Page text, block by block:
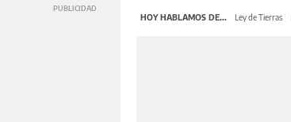
HOY HABLAMOS DE... Ley de Tierras